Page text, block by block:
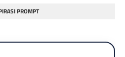
PROMPT